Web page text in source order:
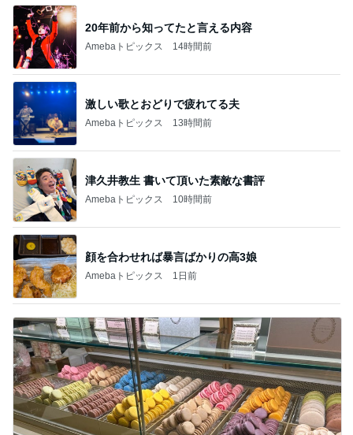
20年前から知ってたと言える内容
Amebaトピックス 14時間前
激しい歌とおどりで疲れてる夫
Amebaトピックス 13時間前
津久井教生 書いて頂いた素敵な書評
Amebaトピックス 10時間前
顔を合わせれば暴言ばかりの高3娘
Amebaトピックス 1日前